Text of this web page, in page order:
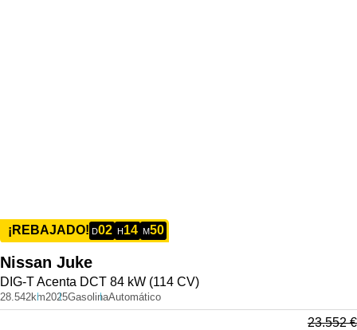
¡REBAJADO! D02 H14 M50
Nissan Juke
DIG-T Acenta DCT 84 kW (114 CV)
28.542km2025GasolinaAutomático
23.552€